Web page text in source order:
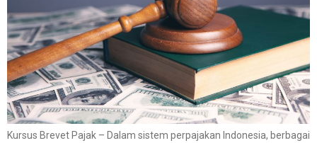
Kursus Brevet Pajak – Dalam sistem perpajakan Indonesia, berbagai